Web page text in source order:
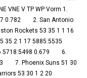
Antonio